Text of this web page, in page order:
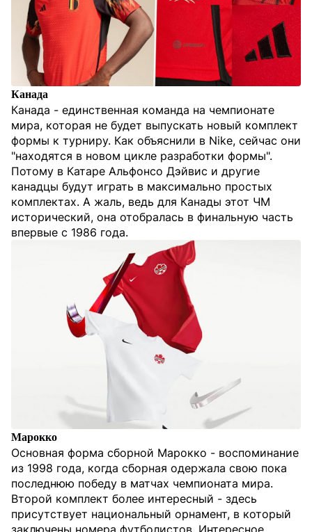
Канада
Канада - единственная команда на чемпионате
мира, которая не будет выпускать новый комплект
формы к турниру. Как объяснили в Nike, сейчас они
"находятся в новом цикле разработки формы".
Потому в Катаре Альфонсо Дэйвис и другие
канадцы будут играть в максимально простых
комплектах. А жаль, ведь для Канады этот ЧМ
исторический, она отобралась в финальную часть
впервые с 1986 года.
Марокко
Основная форма сборной Марокко - воспоминание
из 1998 года, когда сборная одержала свою пока
последнюю победу в матчах чемпионата мира.
Второй комплект более интересный - здесь
присутствует национальный орнамент, в который